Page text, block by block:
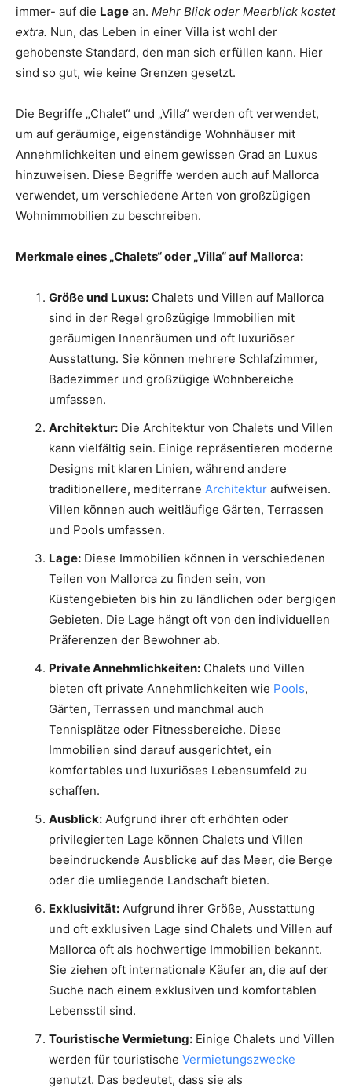
immer- auf die Lage an. Mehr Blick oder Meerblick kostet
extra. Nun, das Leben in einer Villa ist wohl der
gehobenste Standard, den man sich erfüllen kann. Hier
sind so gut, wie keine Grenzen gesetzt.
Die Begriffe „Chalet“ und „Villa“ werden oft verwendet,
um auf geräumige, eigenständige Wohnhäuser mit
Annehmlichkeiten und einem gewissen Grad an Luxus
hinzuweisen. Diese Begriffe werden auch auf Mallorca
verwendet, um verschiedene Arten von großzügigen
Wohnimmobilien zu beschreiben.
Merkmale eines „Chalets“ oder „Villa“ auf Mallorca:
Größe und Luxus: Chalets und Villen auf Mallorca
sind in der Regel großzügige Immobilien mit
geräumigen Innenräumen und oft luxuriöser
Ausstattung. Sie können mehrere Schlafzimmer,
Badezimmer und großzügige Wohnbereiche
umfassen.
Architektur: Die Architektur von Chalets und Villen
kann vielfältig sein. Einige repräsentieren moderne
Designs mit klaren Linien, während andere
traditionellere, mediterrane Architektur aufweisen.
Villen können auch weitläufige Gärten, Terrassen
und Pools umfassen.
Lage: Diese Immobilien können in verschiedenen
Teilen von Mallorca zu finden sein, von
Küstengebieten bis hin zu ländlichen oder bergigen
Gebieten. Die Lage hängt oft von den individuellen
Präferenzen der Bewohner ab.
Private Annehmlichkeiten: Chalets und Villen
bieten oft private Annehmlichkeiten wie Pools,
Gärten, Terrassen und manchmal auch
Tennisplätze oder Fitnessbereiche. Diese
Immobilien sind darauf ausgerichtet, ein
komfortables und luxuriöses Lebensumfeld zu
schaffen.
Ausblick: Aufgrund ihrer oft erhöhten oder
privilegierten Lage können Chalets und Villen
beeindruckende Ausblicke auf das Meer, die Berge
oder die umliegende Landschaft bieten.
Exklusivität: Aufgrund ihrer Größe, Ausstattung
und oft exklusiven Lage sind Chalets und Villen auf
Mallorca oft als hochwertige Immobilien bekannt.
Sie ziehen oft internationale Käufer an, die auf der
Suche nach einem exklusiven und komfortablen
Lebensstil sind.
Touristische Vermietung: Einige Chalets und Villen
werden für touristische Vermietungszwecke
genutzt. Das bedeutet, dass sie als